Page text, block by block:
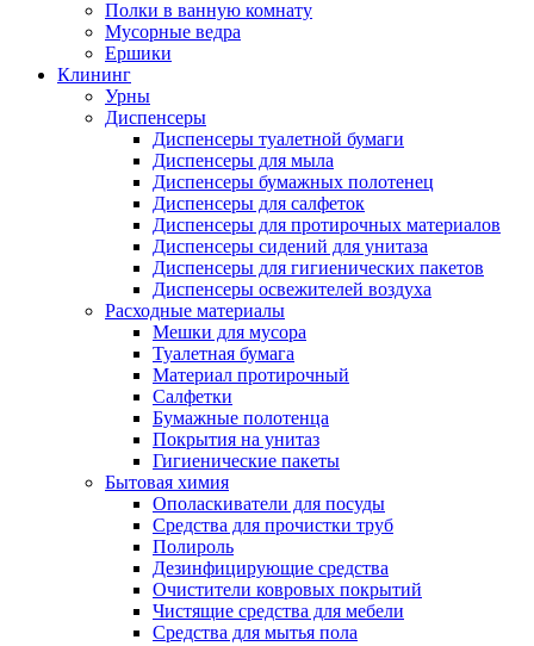
Полки в ванную комнату
Мусорные ведра
Ершики
Клининг
Урны
Диспенсеры
Диспенсеры туалетной бумаги
Диспенсеры для мыла
Диспенсеры бумажных полотенец
Диспенсеры для салфеток
Диспенсеры для протирочных материалов
Диспенсеры сидений для унитаза
Диспенсеры для гигиенических пакетов
Диспенсеры освежителей воздуха
Расходные материалы
Мешки для мусора
Туалетная бумага
Материал протирочный
Салфетки
Бумажные полотенца
Покрытия на унитаз
Гигиенические пакеты
Бытовая химия
Ополаскиватели для посуды
Средства для прочистки труб
Полироль
Дезинфицирующие средства
Очистители ковровых покрытий
Чистящие средства для мебели
Средства для мытья пола